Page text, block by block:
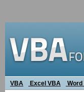
VBA Excel VBA Word